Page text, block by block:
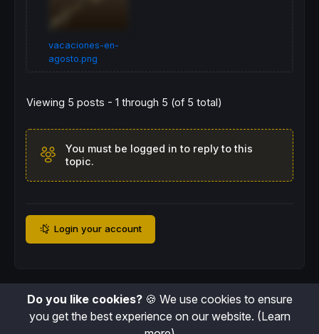
vacaciones-en-
agosto.png
Viewing 5 posts - 1 through 5 (of 5 total)
You must be logged in to reply to this
topic.
Login your account
Do you like cookies?🍪 We use cookies to ensure
you get the best experience on our website. (Learn